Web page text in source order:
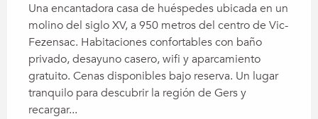
Una encantadora casa de huéspedes ubicada en un
molino del siglo XV, a 950 metros del centro de Vic-
Fezensac. Habitaciones confortables con baño
privado, desayuno casero, wifi y aparcamiento
gratuito. Cenas disponibles bajo reserva. Un lugar
tranquilo para descubrir la región de Gers y
recargar...